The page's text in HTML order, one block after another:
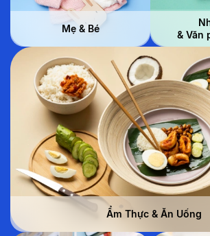
Mẹ & Bé
& Văn
Ẩm Thực & Ăn Uống